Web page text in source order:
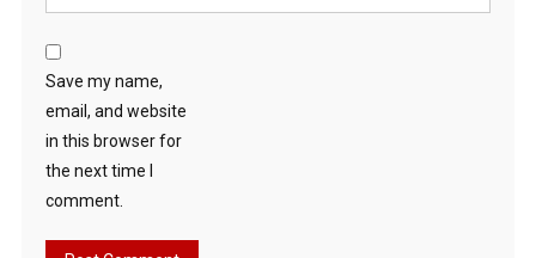
Save my name,
email, and website
in this browser for
the next time I
comment.